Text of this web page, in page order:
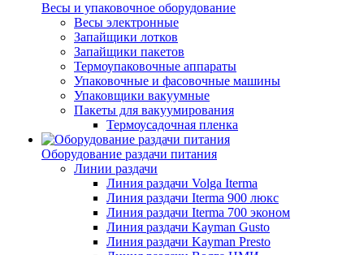
Весы и упаковочное оборудование
Весы электронные
Запайщики лотков
Запайщики пакетов
Термоупаковочные аппараты
Упаковочные и фасовочные машины
Упаковщики вакуумные
Пакеты для вакуумирования
Термоусадочная пленка
Оборудование раздачи питания
Линии раздачи
Линия раздачи Volga Iterma
Линия раздачи Iterma 900 люкс
Линия раздачи Iterma 700 эконом
Линия раздачи Kayman Gusto
Линия раздачи Kayman Presto